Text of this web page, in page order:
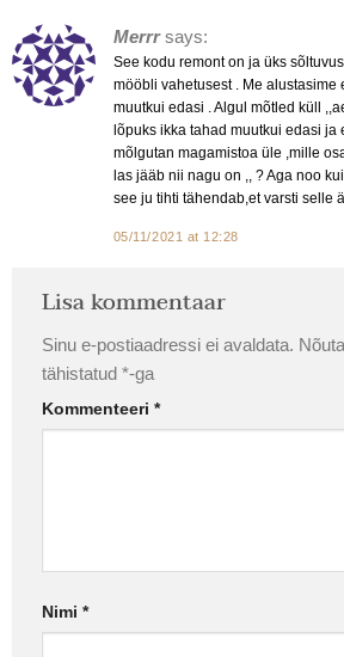
Merrr says:
See kodu remont on ja üks
mööbli vahetusest . Me alustasime
muutkui edasi . Algul mõtled küll
lõpuks ikka tahad muutkui edasi ja
mõlgutan magamistoa üle ,mille
las jääb nii nagu on ,, ? Aga noo
see ju tihti tähendab,et varsti selle
05/11/2021 at 12:28
Lisa kommentaar
Sinu e-postiaadressi ei avaldata.
tähistatud *-ga
Kommenteeri *
Nimi *